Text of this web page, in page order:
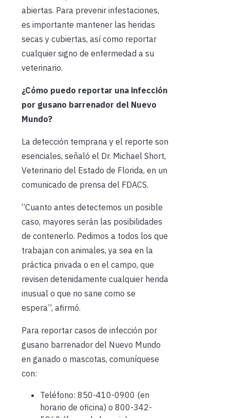
abiertas. Para prevenir infestaciones,
es importante mantener las heridas
secas y cubiertas, así como reportar
cualquier signo de enfermedad a su
veterinario.
¿Cómo puedo reportar una infección
por gusano barrenador del Nuevo
Mundo?
La detección temprana y el reporte son
esenciales, señaló el Dr. Michael Short,
Veterinario del Estado de Florida, en un
comunicado de prensa del FDACS.
“Cuanto antes detectemos un posible
caso, mayores serán las posibilidades
de contenerlo. Pedimos a todos los que
trabajan con animales, ya sea en la
práctica privada o en el campo, que
revisen detenidamente cualquier herida
inusual o que no sane como se
espera”, afirmó.
Para reportar casos de infección por
gusano barrenador del Nuevo Mundo
en ganado o mascotas, comuníquese
con:
Teléfono: 850-410-0900 (en
horario de oficina) o 800-342-